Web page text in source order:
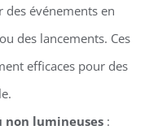
des événements en
des lancements. Ces
efficaces pour des
non lumineuses: